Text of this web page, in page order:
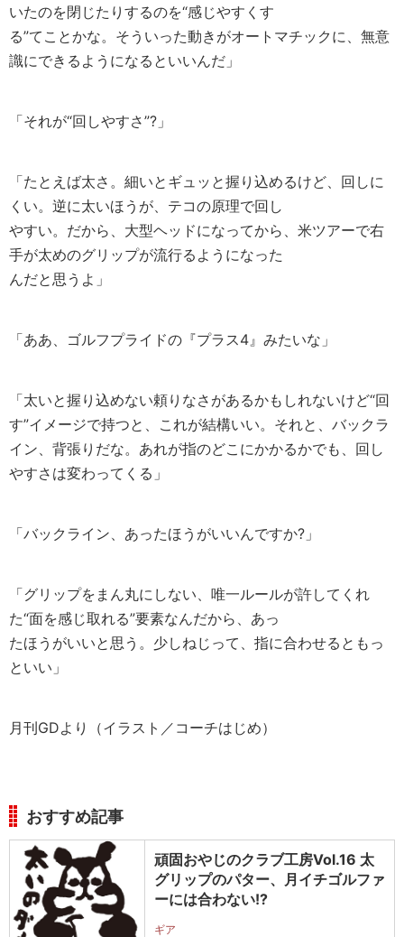
いたのを閉じたりするのを“感じやすくす
る”てことかな。そういった動きがオートマチックに、無意
識にできるようになるといいんだ」
「それが“回しやすさ”?」
「たとえば太さ。細いとギュッと握り込めるけど、回しに
くい。逆に太いほうが、テコの原理で回し
やすい。だから、大型ヘッドになってから、米ツアーで右
手が太めのグリップが流行るようになった
んだと思うよ」
「ああ、ゴルフプライドの『プラス4』みたいな」
「太いと握り込めない頼りなさがあるかもしれないけど“回
す”イメージで持つと、これが結構いい。それと、バックラ
イン、背張りだな。あれが指のどこにかかるかでも、回し
やすさは変わってくる」
「バックライン、あったほうがいいんですか?」
「グリップをまん丸にしない、唯一ルールが許してくれ
た“面を感じ取れる”要素なんだから、あっ
たほうがいいと思う。少しねじって、指に合わせるともっ
といい」
月刊GDより（イラスト／コーチはじめ）
おすすめ記事
頑固おやじのクラブ工房Vol.16 太
グリップのパター、月イチゴルファ
ーには合わない!?
ギア